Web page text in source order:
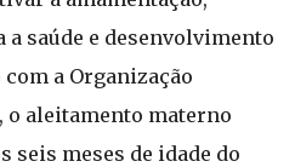
saúde e desenvolvimento
a Organização
o aleitamento materno
seis meses de idade do